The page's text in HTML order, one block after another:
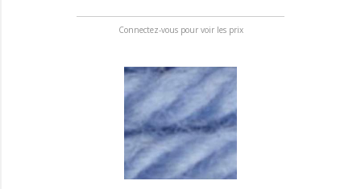
Connectez-vous pour voir les prix